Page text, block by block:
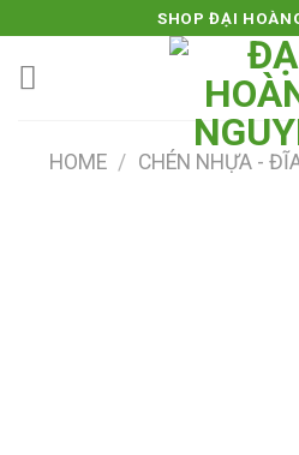
content
SHOP ĐẠI
HOME / CHÉN NHỰA -